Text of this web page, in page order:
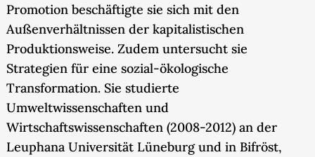
Promotion beschäftigte sie sich mit den
Außenverhältnissen der kapitalistischen
Produktionsweise. Zudem untersucht sie
Strategien für eine sozial-ökologische
Transformation. Sie studierte
Umweltwissenschaften und
Wirtschaftswissenschaften (2008-2012) an der
Leuphana Universität Lüneburg und in Bifröst,